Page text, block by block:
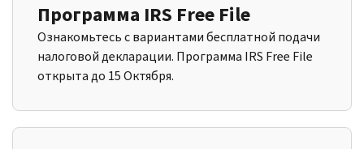
Программа IRS Free File
Ознакомьтесь с вариантами бесплатной подачи
налоговой декларации. Программа IRS Free File
открыта до 15 Октября.